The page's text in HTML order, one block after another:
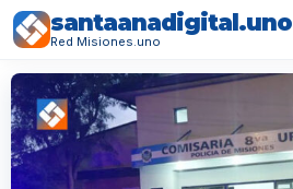
santaanadigital.uno
Red Misiones.uno